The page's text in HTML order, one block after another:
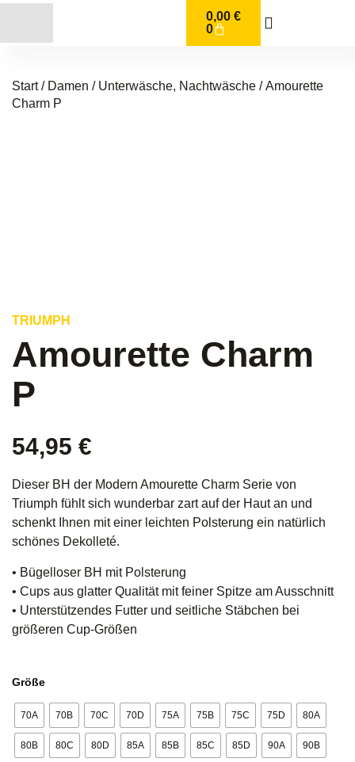
0,00 €
0
Start/ Damen / Unterwäsche, Nachtwäsche / Amourette
Charm P
TRIUMPH
Amourette Charm
P
54,95 €
Dieser BH der Modern Amourette Charm Serie von
Triumph fühlt sich wunderbar zart auf der Haut an und
schenkt Ihnen mit einer leichten Polsterung ein natürlich
schönes Dekolleté.
• Bügelloser BH mit Polsterung
• Cups aus glatter Qualität mit feiner Spitze am Ausschnitt
• Unterstützendes Futter und seitliche Stäbchen bei
größeren Cup-Größen
Größe
70A 70B 70C 70D 75A 75B 75C 75D 80A
80B 80C 80D 85A 85B 85C 85D 90A 90B